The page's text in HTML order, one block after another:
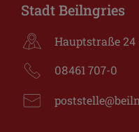
Stadt Beilngries
Hauptstraße 24
08461 707-0